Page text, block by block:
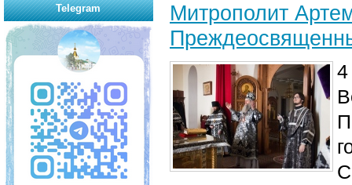
Митрополит
4
Telegram